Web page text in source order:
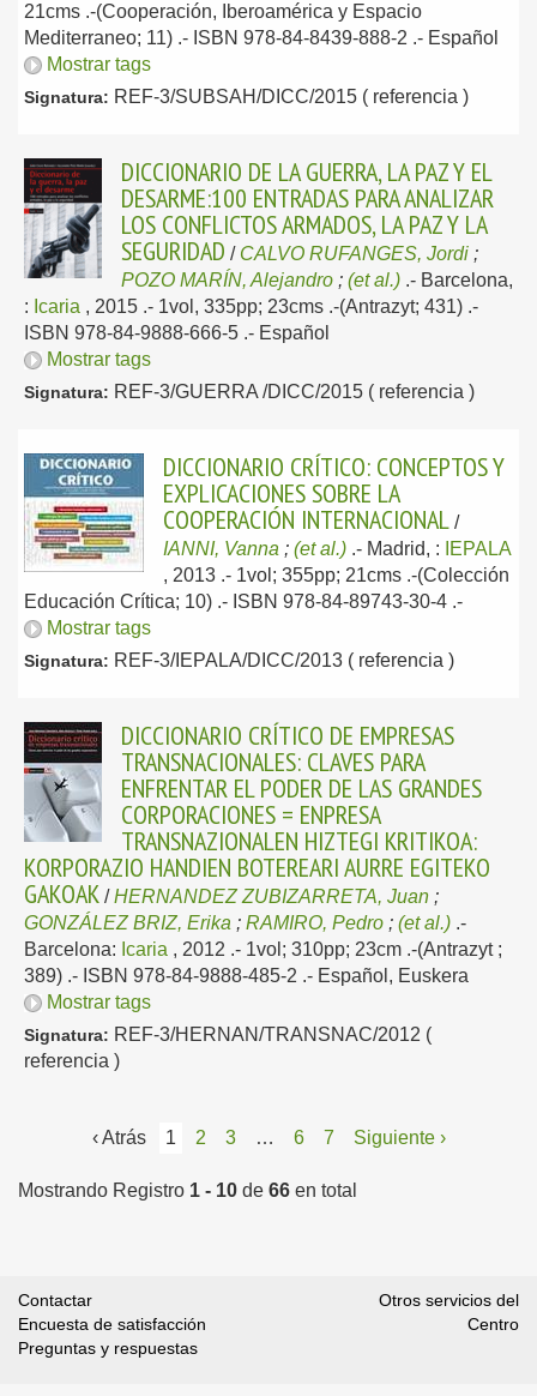
21cms .-(Cooperación, Iberoamérica y Espacio
Mediterraneo; 11) .- ISBN 978-84-8439-888-2 .- Español
Mostrar tags
Signatura: REF-3/SUBSAH/DICC/2015 ( referencia )
DICCIONARIO DE LA GUERRA, LA PAZ Y EL
DESARME:100 ENTRADAS PARA ANALIZAR
LOS CONFLICTOS ARMADOS, LA PAZ Y LA
SEGURIDAD / CALVO RUFANGES, Jordi ;
POZO MARÍN, Alejandro ; (et al.) .- Barcelona,
: Icaria , 2015 .- 1vol, 335pp; 23cms .-(Antrazyt; 431) .-
ISBN 978-84-9888-666-5 .- Español
Mostrar tags
Signatura: REF-3/GUERRA /DICC/2015 ( referencia )
DICCIONARIO CRÍTICO: CONCEPTOS Y
EXPLICACIONES SOBRE LA
COOPERACIÓN INTERNACIONAL /
IANNI, Vanna ; (et al.) .- Madrid, :
IEPALA
, 2013 .- 1vol; 355pp; 21cms .-(Colección
Educación Crítica; 10) .- ISBN 978-84-89743-30-4 .-
Mostrar tags
Signatura: REF-3/IEPALA/DICC/2013 ( referencia )
DICCIONARIO CRÍTICO DE EMPRESAS
TRANSNACIONALES: CLAVES PARA
ENFRENTAR EL PODER DE LAS GRANDES
CORPORACIONES = ENPRESA
TRANSNAZIONALEN HIZTEGI KRITIKOA:
KORPORAZIO HANDIEN BOTEREARI AURRE EGITEKO
GAKOAK /HERNANDEZ ZUBIZARRETA, Juan ;
GONZÁLEZ BRIZ, Erika ; RAMIRO, Pedro ; (et al.) .-
Barcelona: Icaria , 2012 .- 1vol; 310pp; 23cm .-(Antrazyt ;
389) .- ISBN 978-84-9888-485-2 .- Español, Euskera
Mostrar tags
Signatura: REF-3/HERNAN/TRANSNAC/2012 (
referencia )
‹ Atrás 1 2 3 … 6 7 Siguiente ›
Mostrando Registro 1 - 10 de 66 en total
Contactar
Encuesta de satisfacción
Preguntas y respuestas
Otros servicios del
Centro